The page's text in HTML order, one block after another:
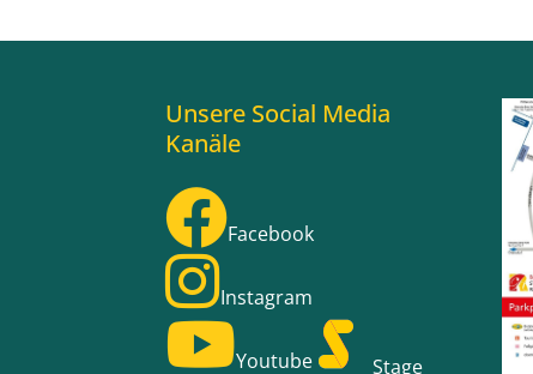
Unsere Social Media
Kanäle
Facebook
Instagram
Youtube Stage